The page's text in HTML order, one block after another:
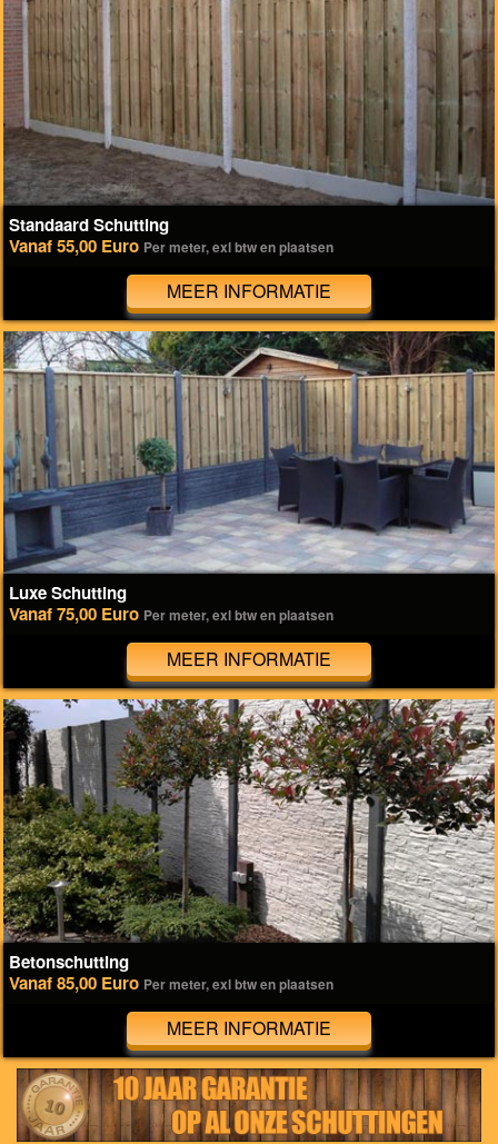
Standaard Schutting
Vanaf 55,00 Euro Per meter, exl btw en plaatsen
MEER INFORMATIE
Luxe Schutting
Vanaf 75,00 Euro Per meter, exl btw en plaatsen
MEER INFORMATIE
Betonschutting
Vanaf 85,00 Euro Per meter, exl btw en plaatsen
MEER INFORMATIE